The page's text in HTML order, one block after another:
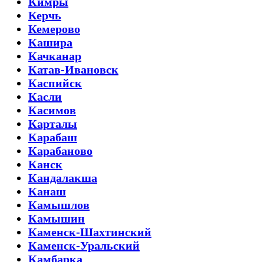
Керчь
Кемерово
Кашира
Качканар
Катав-Ивановск
Каспийск
Касли
Касимов
Карталы
Карабаш
Карабаново
Канск
Кандалакша
Канаш
Камышлов
Камышин
Каменск-Шахтинский
Каменск-Уральский
Камбарка